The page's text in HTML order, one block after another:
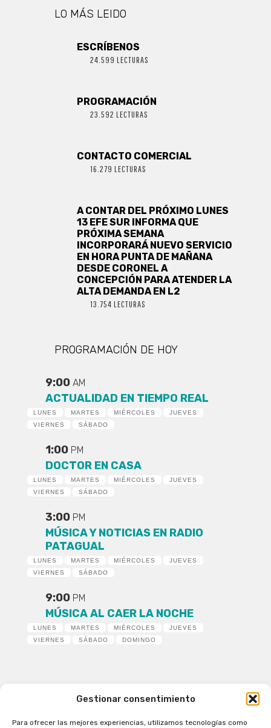
Gestionar consentimiento
Para ofrecer las mejores experiencias, utilizamos tecnologías como
LO MÁS LEIDO
ESCRÍBENOS
24.599 LECTURAS
PROGRAMACIÓN
23.592 LECTURAS
CONTACTO COMERCIAL
16.279 LECTURAS
A CONTAR DEL PRÓXIMO LUNES
13 EFE SUR INFORMA QUE
PRÓXIMA SEMANA
INCORPORARÁ NUEVO SERVICIO
EN HORA PUNTA DE MAÑANA
DESDE CORONEL A
CONCEPCIÓN PARA ATENDER LA
ALTA DEMANDA EN L2
13.754 LECTURAS
PROGRAMACIÓN DE HOY
9:00 AM
ACTUALIDAD EN TIEMPO REAL
LUNES MARTES MIÉRCOLES
JUEVES
VIERNES
SÁBADO
1:00 PM
DOCTOR EN CASA
LUNES MARTES MIÉRCOLES
JUEVES
VIERNES
SÁBADO
3:00 PM
MÚSICA Y NOTICIAS EN RADIO
PATAGUAL
LUNES MARTES MIÉRCOLES
JUEVES
VIERNES
SÁBADO
9:00 PM
MÚSICA AL CAER LA NOCHE
LUNES MARTES MIÉRCOLES
JUEVES
VIERNES
SÁBADO DOMINGO